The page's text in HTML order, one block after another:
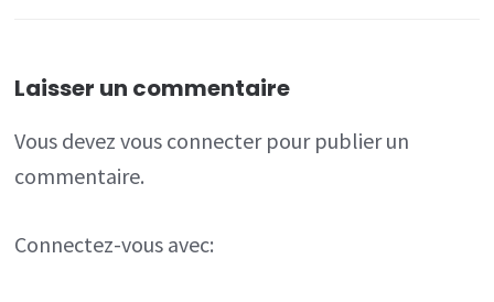
Laisser un commentaire
Vous devezvous connecterpour publier un
commentaire.
Connectez-vous avec: